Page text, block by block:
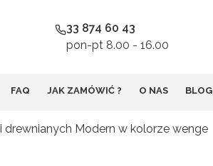
33 874 60 43
pon-pt 8.00 - 16.00
FAQ JAK ZAMÓWIĆ ? O NAS BLOG
drewnianych Modern w kolorze wenge